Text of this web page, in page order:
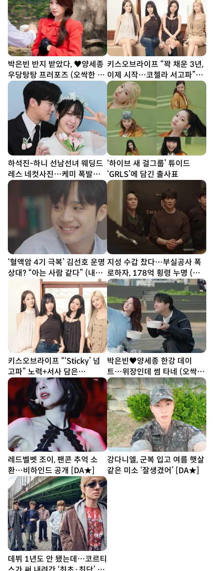
박은빈 반지 받았다, ♥양세종
우당탕탕 프러포즈 (오싹한 연
애)
키스오브라이프 “꽉 채운 3년,
이제 시작…코첼라 서고파”
[DA인터뷰②]
하석진-하니 선남선녀 웨딩드
레스 네컷사진…케미 폭발
[DA★]
‘하이브 새 걸그룹’ 튜이드
‘GRLS’에 담긴 출사표
‘혈액암 4기 극복’ 김선호 운명
상대? “아는 사람 같다” (내남
지성 수갑 찼다…부실공사 폭
로하자, 178억 횡령 누명 (아
파트)
키스오브라이프 “‘Sticky’ 넘
고파” 노력+서사 담은
‘SWEAT’ [DA인터뷰①]
박은빈♥양세종 한강 데이
트…위장인데 썸 타네 (오싹한
연애)
레드벨벳 조이, 팬콘 추억 소
환…비하인드 공개 [DA★]
강다니엘, 군복 입고 여름 햇살
같은 미소 ‘잘생겼어’ [DA★]
데뷔 1년도 안 됐는데…코르티